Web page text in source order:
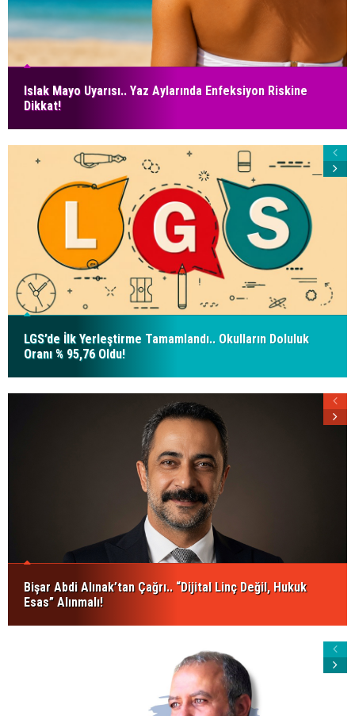
Islak Mayo Uyarısı.. Yaz Aylarında Enfeksiyon Riskine
Dikkat!
LGS’de İlk Yerleştirme Tamamlandı.. Okulların Doluluk
Oranı % 95,76 Oldu!
Bişar Abdi Alınak’tan Çağrı.. “Dijital Linç Değil, Hukuk
Esas” Alınmalı!